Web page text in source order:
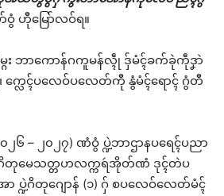
ဟီုမြော်လဝ်ရ။
ဘာကောန်ဂကူမန်လ္ၚဵု ဒှ်မံၚ်ခက်ခုဲကဵုဒၞာဲ
လေၚ်ပလေဝ်ပလေတ်ကီု နွံမံၚ်ရောၚ် ဂွံတီ
၆ – ၂၀၂၇) ဏံဝွံ ပ္ဍဲဘာဌာနပရေၚ်ပညာ
ဍဲဂိတုမေသတ္တဟလက္ကရဴအိုတ်ဏံ ဒုၚ်တဲပ
ဍဲဂိတုဂျောန် (၁) ဂှ် စပလေဝ်လေတ်မံၚ်